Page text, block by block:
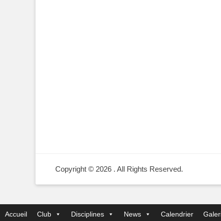
Copyright © 2026 . All Rights Reserved.
Accueil Club Disciplines News Calendrier